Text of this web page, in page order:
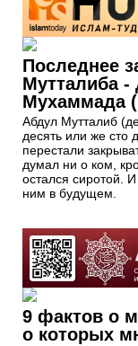
Последнее
Мутталиба -
Мухаммада
Абдул Мутталиб
десять или же сто
перестали
думал ни о ком,
остался сиротой.
ним в будущем.
9 фактов о
о которых